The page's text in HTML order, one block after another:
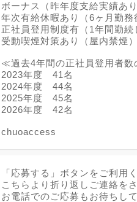
ボーナス（昨年度支給実績あり
年次有給休暇あり（6ヶ月勤務
正社員登用制度有（1年間勤続
受動喫煙対策あり（屋内禁煙）
≪過去4年間の正社員登用者
2023年度 41名
2024年度 44名
2025年度 45名
2026年度 42名
chuoaccess
「応募する」ボタンをご利用
こちらより折り返しご連絡を
お電話でのご応募もお待ちし